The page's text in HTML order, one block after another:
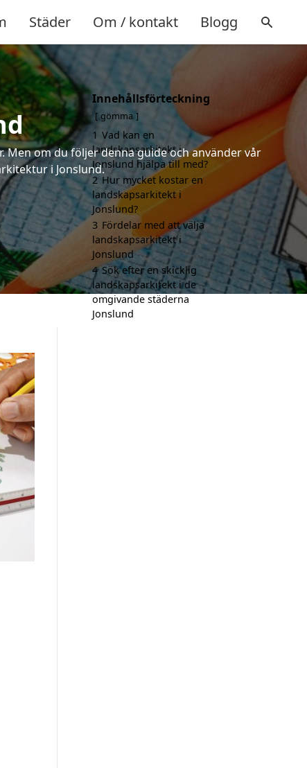
Städer Om / kontakt Blogg
om du följer denna guide och använder vår
i Jonslund.
Innehållsförteckning
gömma
1 Vad kan en
landskapsarkitekt i
Jonslund hjälpa till med?
2 Hur mycket kostar en
landskapsarkitekt i
Jonslund?
3 Fördelar med att välja
landskapsarkitekt i
Jonslund
4 Sök efter en skicklig
landskapsarkitekt i de
omgivande städerna
Jonslund